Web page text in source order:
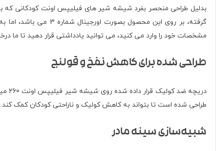
بدلیل طراحی منحصر بفرد شیشه شیر های فیلیپس اونت کودکانی که
گرفته، بر روی
مشخصات خود را وارد می کنید، می توانید یادداشتی قرار دهید تا ما
طراحی شده برای کاهش نفخ و قولنج
طراحی شده است تا بتواند به کاهش کولیک و ناراحتی کودکان کمک کند.
شبیه‌سازی سینه مادر